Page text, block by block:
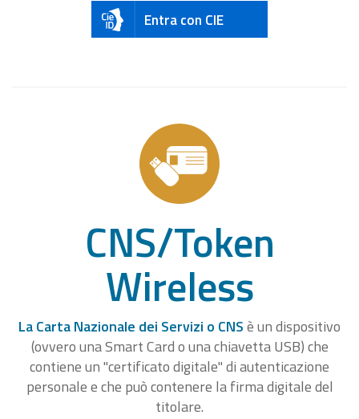
Entra con CIE
CNS/Token
Wireless
La Carta Nazionale dei Servizi o CNSè un dispositivo
(ovvero una Smart Card o una chiavetta USB) che
contiene un "certificato digitale" di autenticazione
personale e che può contenere la firma digitale del
titolare.